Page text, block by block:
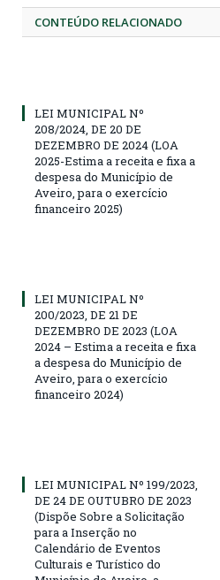
CONTEÚDO RELACIONADO
LEI MUNICIPAL Nº
208/2024, DE 20 DE
DEZEMBRO DE 2024 (LOA
2025-Estima a receita e fixa a
despesa do Município de
Aveiro, para o exercício
financeiro 2025)
LEI MUNICIPAL Nº
200/2023, DE 21 DE
DEZEMBRO DE 2023 (LOA
2024 – Estima a receita e fixa
a despesa do Município de
Aveiro, para o exercício
financeiro 2024)
LEI MUNICIPAL Nº 199/2023,
DE 24 DE OUTUBRO DE 2023
(Dispõe Sobre a Solicitação
para a Inserção no
Calendário de Eventos
Culturais e Turístico do